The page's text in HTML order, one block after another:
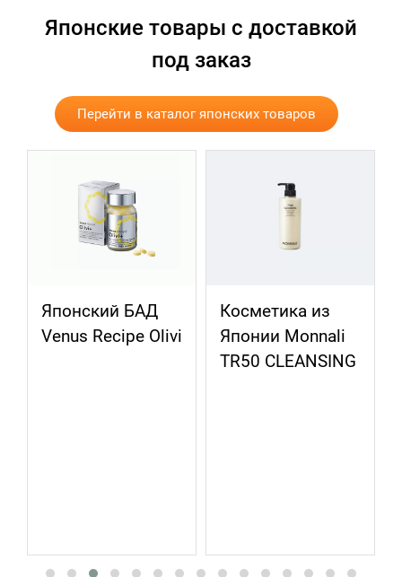
Японские товары с доставкой
под заказ
Перейти в каталог японских товаров
Косметика из
Японии Monnali
Косметика из
Японии Monnali
BLACK SERIES